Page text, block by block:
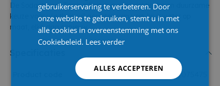
De Sodastream Terra giftpack is een praktische en duurzame
keuze voor wie thuis wil genieten van vers bruiswater op
maat, elke dag opnieuw.
Specificaties
1075475
gebruikerservaring te verbeteren. Door
onze website te gebruiken, stemt u in met
alle cookies in overeenstemming met ons
Cookiebeleid. Lees verder
ALLES ACCEPTEREN